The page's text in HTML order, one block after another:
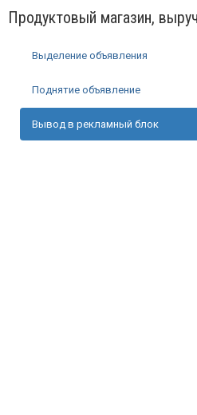
Продуктовый магазин,
Выделение объявления
Поднятие объявление
Вывод в рекламный блок